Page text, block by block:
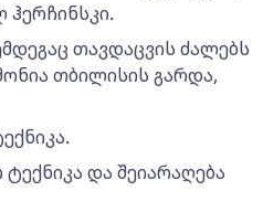
თავდაცვის ძალებს
თბილისის გარდა,
და შეიარაღება